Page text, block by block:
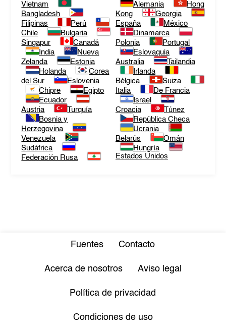
Vietnam
Bangladesh
Filipinas
Perú
Chile
Bulgaria
Singapur
Canadá
India
Nueva
Zelanda
Estonia
Holanda
Corea
del Sur
Eslovenia
Chipre
Egipto
Ecuador
Austria
Turquía
Bosnia y
Herzegovina
Venezuela
Sudáfrica
Federación Rusa
Alemania
Hong
Kong
Georgia
España
México
Dinamarca
Polonia
Portugal
Eslovaquia
Australia
Tailandia
Irlanda
Bélgica
Suiza
Italia
De Francia
Israel
Croacia
Túnez
República Checa
Ucrania
Belarús
Omán
Hungría
Estados Unidos
Fuentes Contacto
Acerca de nosotros Aviso legal
Política de privacidad
Condiciones de uso